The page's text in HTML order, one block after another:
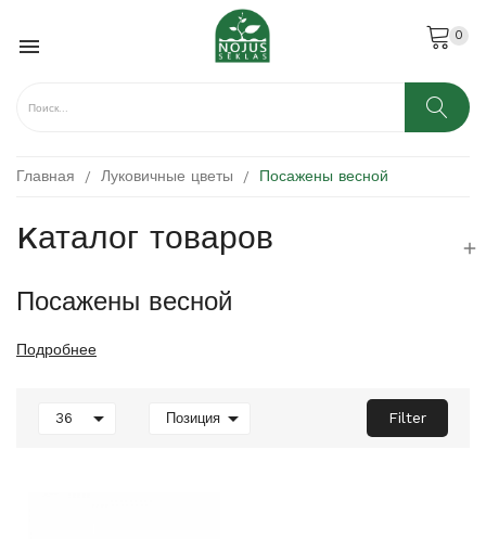
 0
Главная Луковичные цветы Посажены весной
Kаталог товаров 
Посажены весной
Подробнее
36  Позиция  Filter